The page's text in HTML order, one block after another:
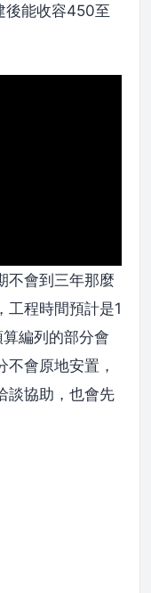
後能收容450至
不會到三年那麼
工程時間預計是1
編列的部分會
會原地安置，
談協助，也會先